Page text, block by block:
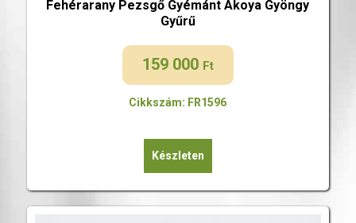
Fehérarany Pezsgő Gyémánt Akoya Gyöngy
Gyűrű
159 000 Ft
Cikkszám: FR1596
Készleten